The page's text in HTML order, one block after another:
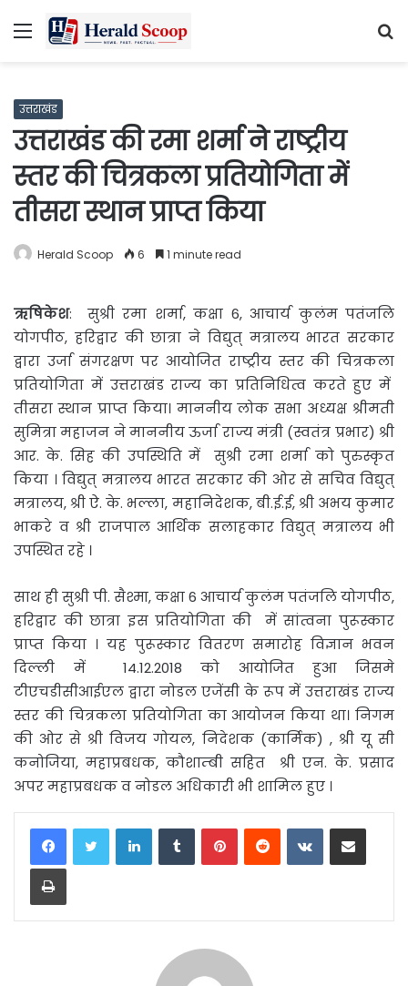
Menu
उत्तराखंड
उत्तराखंड की रमा शर्मा ने राष्ट्रीय
स्तर की चित्रकला प्रतियोगिता में
तीसरा स्थान प्राप्त किया
Herald Scoop 6 1 minute read
ऋषिकेश: सुश्री रमा शर्मा, कक्षा 6, आचार्य कुलंम पतंजलि
योगपीठ, हरिद्वार की छात्रा ने विद्युत् मत्रालय भारत सरकार
द्वारा उर्जा संगरक्षण पर आयोजित राष्ट्रीय स्तर की चित्रकला
प्रतियोगिता में उत्तराखंड राज्य का प्रतिनिधित्व करते हुए में
तीसरा स्थान प्राप्त किया। माननीय लोक सभा अध्यक्ष श्रीमती
सुमित्रा महाजन ने माननीय ऊर्जा राज्य मंत्री (स्वतंत्र प्रभार) श्री
आर. के. सिह की उपस्थिति में सुश्री रमा शर्मा को पुरुस्कृत
किया । विद्युत् मत्रालय भारत सरकार की ओर से सचिव विद्युत्
मत्रालय, श्री ऐ. के. भल्ला, महानिदेशक, बी.ई.ई, श्री अभय कुमार
भाकरे व श्री राजपाल आर्थिक सलाहकार विद्युत् मत्रालय भी
उपस्थित रहे ।
साथ ही सुश्री पी. सैश्मा, कक्षा 6 आचार्य कुलंम पतंजलि योगपीठ,
हरिद्वार की छात्रा इस प्रतियोगिता की में सांत्वना पुरूस्कार
प्राप्त किया । यह पुरूस्कार वितरण समारोह विज्ञान भवन
दिल्ली में 14.12.2018 को आयोजित हुआ जिसमे
टीएचडीसीआईएल द्वारा नोडल एजेंसी के रूप में उत्तराखंड राज्य
स्तर की चित्रकला प्रतियोगिता का आयोजन किया था। निगम
की ओर से श्री विजय गोयल, निदेशक (कार्मिक) , श्री यू सी
कनोजिया, महाप्रबधक, कौशाम्बी सहित श्री एन. के. प्रसाद
अपर महाप्रबधक व नोडल अधिकारी भी शामिल हुए ।
LinkedInTumblrPinterestReddit VKontakteShare via Email
Print